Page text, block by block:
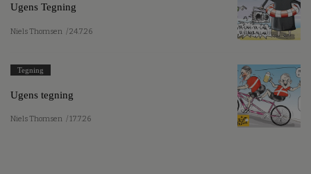
Ugens Tegning
Niels Thomsen / 24.7.26
Tegning
Ugens tegning
Niels Thomsen / 17.7.26